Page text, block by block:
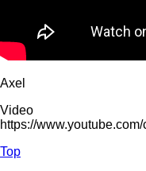
Axel
Video
https://
Top